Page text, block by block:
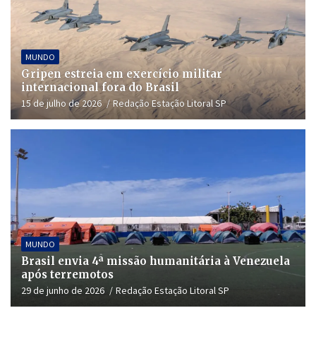
MUNDO
Gripen estreia em exercício militar
internacional fora do Brasil
15 de julho de 2026 Redação Estação Litoral SP
MUNDO
Brasil envia 4ª missão humanitária à Venezuela
após terremotos
29 de junho de 2026 Redação Estação Litoral SP